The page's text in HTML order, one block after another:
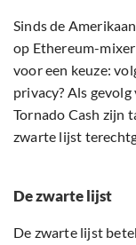
Sinds de
op Ethereum-
voor een keuze:
privacy? Als
Tornado Cash zijn
zwarte lijst
De zwarte lijst
De zwarte lijst